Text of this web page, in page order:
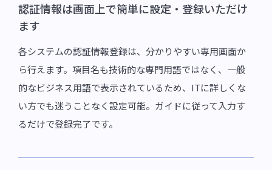
認証情報は画面上で簡単に設定・登録いただけ
ます
各システムの認証情報登録は、分かりやすい専用画面か
ら行えます。項目名も技術的な専門用語ではなく、一般
的なビジネス用語で表示されているため、ITに詳しくな
い方でも迷うことなく設定可能。ガイドに従って入力す
るだけで登録完了です。